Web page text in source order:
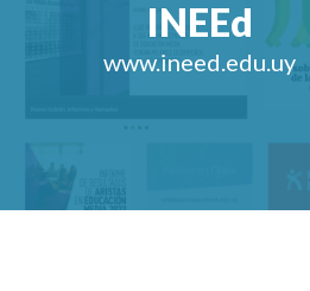
INEEd
www.ineed.edu.uy